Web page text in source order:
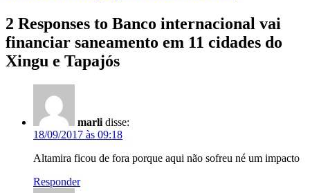
2 Responses to Banco internacional vai
financiar saneamento em 11 cidades do
Xingu e Tapajós
marli disse:
18/09/2017 às 09:18
Altamira ficou de fora porque aqui não sofreu né um impacto
Responder